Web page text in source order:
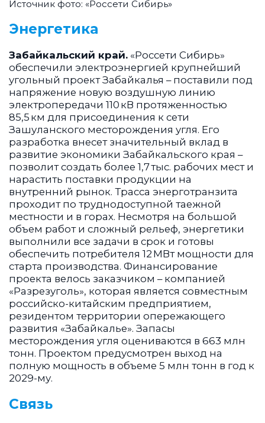
Источник фото: «Россети Сибирь»
Энергетика
Забайкальский край. «Россети Сибирь»
обеспечили электроэнергией крупнейший
угольный проект Забайкалья – поставили под
напряжение новую воздушную линию
электропередачи 110 кВ протяженностью
85,5 км для присоединения к сети
Зашуланского месторождения угля. Его
разработка внесет значительный вклад в
развитие экономики Забайкальского края –
позволит создать более 1,7 тыс. рабочих мест и
нарастить поставки продукции на
внутренний рынок. Трасса энерготранзита
проходит по труднодоступной таежной
местности и в горах. Несмотря на большой
объем работ и сложный рельеф, энергетики
выполнили все задачи в срок и готовы
обеспечить потребителя 12 МВт мощности для
старта производства. Финансирование
проекта велось заказчиком – компанией
«Разрезуголь», которая является совместным
российско-китайским предприятием,
резидентом территории опережающего
развития «Забайкалье». Запасы
месторождения угля оцениваются в 663 млн
тонн. Проектом предусмотрен выход на
полную мощность в объеме 5 млн тонн в год к
2029-му.
Связь